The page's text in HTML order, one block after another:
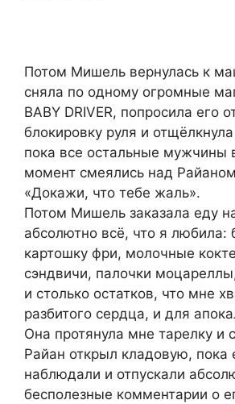
Потом Мишель вернулась к
сняла по одному огромные
BABY DRIVER, попросила его
блокировку руля и
пока все остальные мужчины
момент смеялись над
«Докажи, что тебе жаль».
Потом Мишель заказала еду
абсолютно всё, что я любила:
картошку фри, молочные
сэндвичи, палочки
и столько остатков, что мне
разбитого сердца, и для
Она протянула мне тарелку и
Райан открыл кладовую, пока
наблюдали и отпускали
бесполезные комментарии о